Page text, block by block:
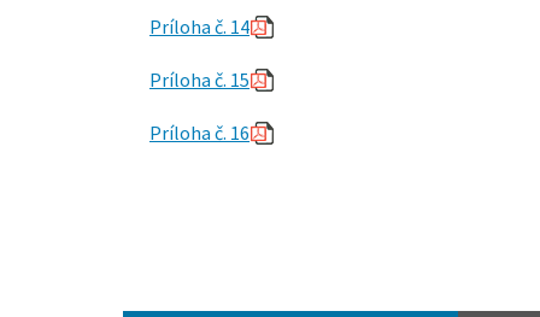
Príloha č. 14
Príloha č. 15
Príloha č. 16